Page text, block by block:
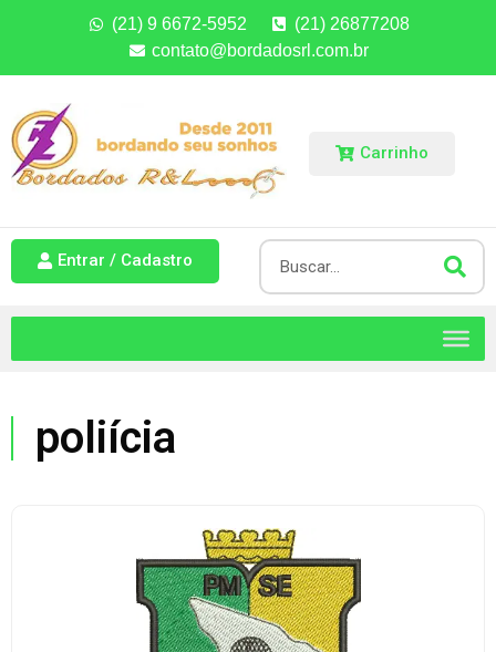
(21) 9 6672-5952
(21) 26877208
contato@bordadosrl.com.br
Carrinho
Entrar / Cadastro
poliícia